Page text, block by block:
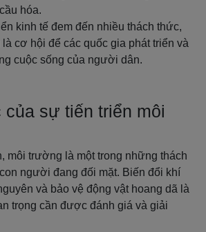
hóa.
kinh tế đem đến nhiều thách thức,
cơ hội để các quốc gia phát triển và
cuộc sống của người dân.
sự tiến triển môi
môi trường là một trong những thách
người đang đối mặt. Biến đổi khí
và bảo vệ động vật hoang dã là
trọng cần được đánh giá và giải